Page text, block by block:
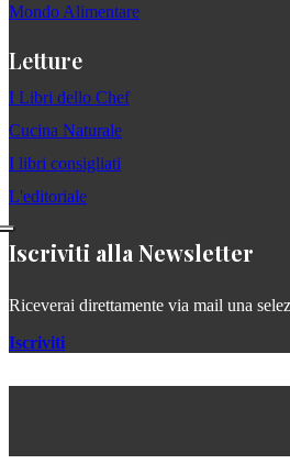
Mondo Alimentare
Letture
I Libri dello Chef
Cucina Naturale
I libri consigliati
L'editoriale
Iscriviti alla Newsletter
Riceverai direttamente via mail una
Iscriviti